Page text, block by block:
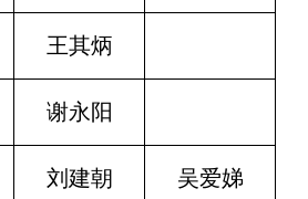
王其炳
谢永阳
刘建朝 吴爱娣